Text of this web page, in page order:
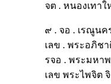
จต . หนองเทา
๙ . จอ . เรณูน
เลข . พระอภิช
รจอ . พระมหา
เลข พระไพจิ